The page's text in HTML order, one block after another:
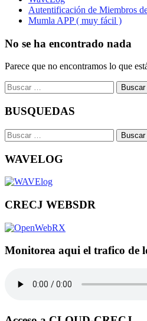
Autentificación de Miembros
Mumla APP ( muy fácil )
No se ha encontrado nada
Parece que no encontramos lo que
Buscar:
BUSQUEDAS
Buscar:
WAVELOG
CRECJ WEBSDR
Monitorea aqui el trafico de